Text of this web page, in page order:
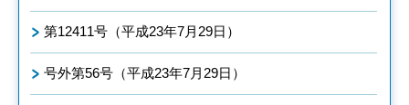
第12411号（平成23年7月29日）
号外第56号（平成23年7月29日）